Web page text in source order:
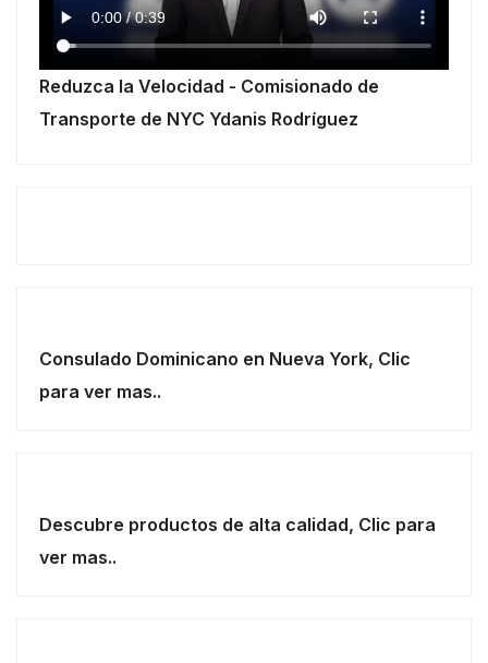
Reduzca la Velocidad - Comisionado de
Transporte de NYC Ydanis Rodríguez
Consulado Dominicano en Nueva York, Clic
para ver mas..
Descubre productos de alta calidad, Clic para
ver mas..